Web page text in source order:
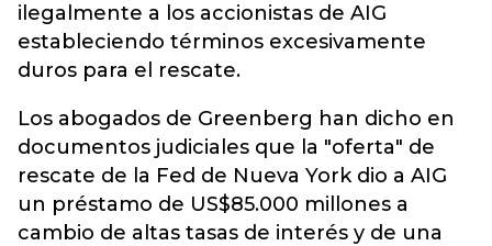
ilegalmente a los accionistas de AIG
estableciendo términos excesivamente
duros para el rescate.
Los abogados de Greenberg han dicho en
documentos judiciales que la "oferta" de
rescate de la Fed de Nueva York dio a AIG
un préstamo de US$85.000 millones a
cambio de altas tasas de interés y de una